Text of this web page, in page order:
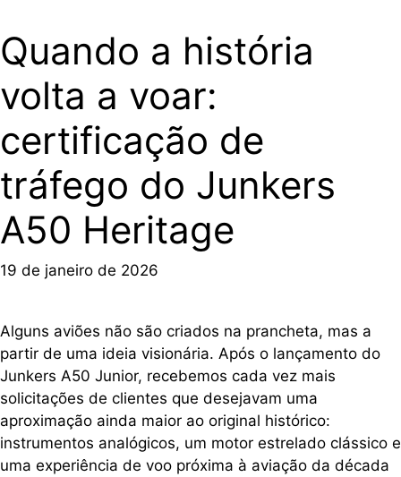
Quando a história
volta a voar:
certificação de
tráfego do Junkers
A50 Heritage
19 de janeiro de 2026
Alguns aviões não são criados na prancheta, mas a
partir de uma ideia visionária. Após o lançamento do
Junkers A50 Junior, recebemos cada vez mais
solicitações de clientes que desejavam uma
aproximação ainda maior ao original histórico:
instrumentos analógicos, um motor estrelado clássico e
uma experiência de voo próxima à aviação da década